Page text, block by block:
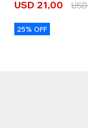
USD 21,00 USD
25% OFF